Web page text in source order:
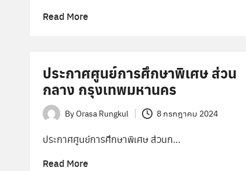
Read More
ประกาศศูนย์การศึกษาพิเศษ ส่วน
กลาง กรุงเทพมหานคร
Posted
by
ByOrasa Rungkul 8 กรกฎาคม 2024
ประกาศศูนย์การศึกษาพิเศษ ส่วนก…
Read More